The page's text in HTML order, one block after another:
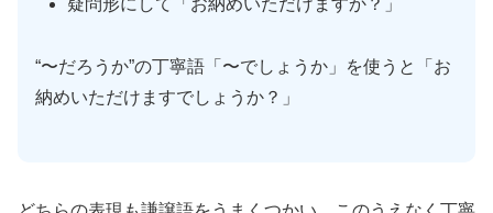
疑問形にして「お納めいただけますか？」
“〜だろうか”の丁寧語「〜でしょうか」を使うと「お
納めいただけますでしょうか？」